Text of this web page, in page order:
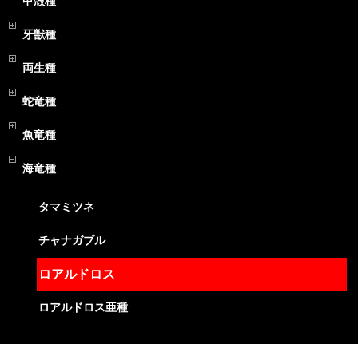
牙獣種
両生種
蛇竜種
魚竜種
海竜種
タマミツネ
チャナガブル
ロアルドロス
ロアルドロス亜種